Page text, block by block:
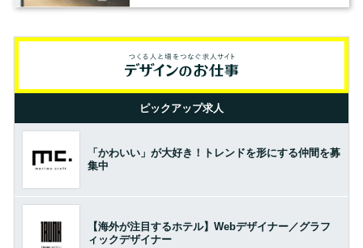
ピックアップ求人
「かわいい」が大好き！トレンドを形にする仲間を募
集中
【海外が注目するホテル】Webデザイナー／グラフ
ィックデザイナー